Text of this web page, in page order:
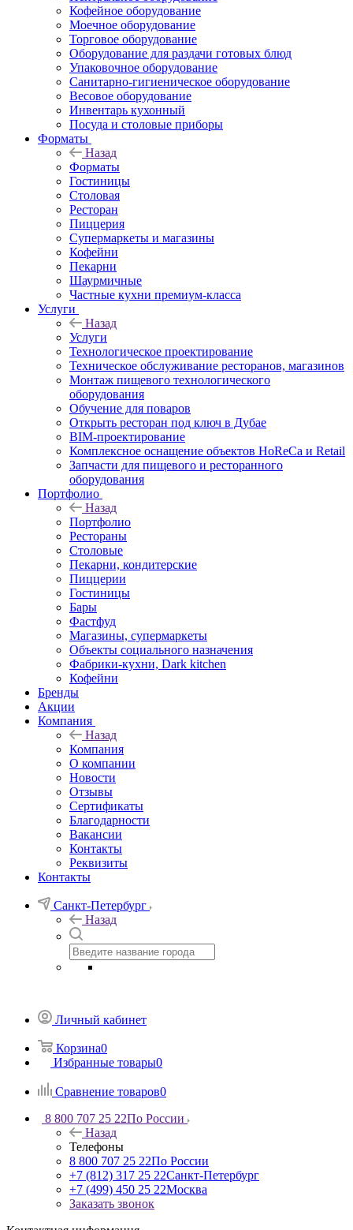
Кофейное оборудование
Моечное оборудование
Торговое оборудование
Оборудование для раздачи готовых блюд
Упаковочное оборудование
Санитарно-гигиеническое оборудование
Весовое оборудование
Инвентарь кухонный
Посуда и столовые приборы
Форматы
Назад
Форматы
Гостиницы
Столовая
Ресторан
Пиццерия
Супермаркеты и магазины
Кофейни
Пекарни
Шаурмичные
Частные кухни премиум-класса
Услуги
Назад
Услуги
Технологическое проектирование
Техническое обслуживание ресторанов, магазинов
Монтаж пищевого технологического
оборудования
Обучение для поваров
Открыть ресторан под ключ в Дубае
BIM-проектирование
Комплексное оснащение объектов HoReCa и Retail
Запчасти для пищевого и ресторанного
оборудования
Портфолио
Назад
Портфолио
Рестораны
Столовые
Пекарни, кондитерские
Пиццерии
Гостиницы
Бары
Фастфуд
Магазины, супермаркеты
Объекты социального назначения
Фабрики-кухни, Dark kitchen
Кофейни
Бренды
Акции
Компания
Назад
Компания
О компании
Новости
Отзывы
Сертификаты
Благодарности
Вакансии
Контакты
Реквизиты
Контакты
Санкт-Петербург
Назад
Личный кабинет
Корзина0
Избранные товары0
Сравнение товаров0
8 800 707 25 22По России
Назад
Телефоны
8 800 707 25 22По России
+7 (812) 317 25 22Санкт-Петербург
+7 (499) 450 25 22Москва
Заказать звонок